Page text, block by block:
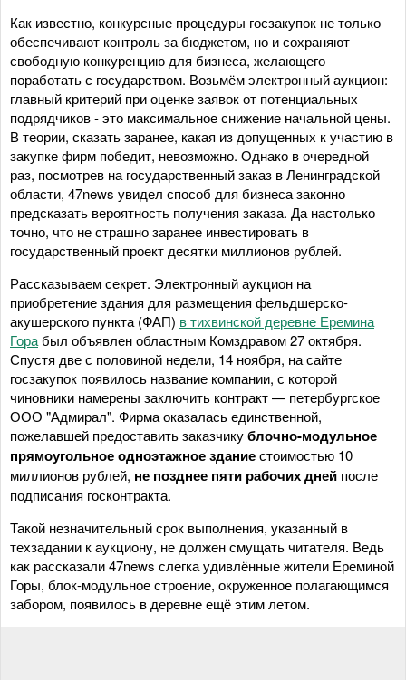
Как известно, конкурсные процедуры госзакупок не только
обеспечивают контроль за бюджетом, но и сохраняют
свободную конкуренцию для бизнеса, желающего
поработать с государством. Возьмём электронный аукцион:
главный критерий при оценке заявок от потенциальных
подрядчиков - это максимальное снижение начальной цены.
В теории, сказать заранее, какая из допущенных к участию в
закупке фирм победит, невозможно. Однако в очередной
раз, посмотрев на государственный заказ в Ленинградской
области, 47news увидел способ для бизнеса законно
предсказать вероятность получения заказа. Да настолько
точно, что не страшно заранее инвестировать в
государственный проект десятки миллионов рублей.
Рассказываем секрет. Электронный аукцион на
приобретение здания для размещения фельдшерско-
акушерского пункта (ФАП) в тихвинской деревне Еремина
Горабыл объявлен областным Комздравом 27 октября.
Спустя две с половиной недели, 14 ноября, на сайте
госзакупок появилось название компании, с которой
чиновники намерены заключить контракт — петербургское
ООО "Адмирал". Фирма оказалась единственной,
пожелавшей предоставить заказчикублочно-модульное
прямоугольное одноэтажное зданиестоимостью 10
миллионов рублей, не позднее пяти рабочих дней после
подписания госконтракта.
Такой незначительный срок выполнения, указанный в
техзадании к аукциону, не должен смущать читателя. Ведь
как рассказали 47news слегка удивлённые жители Ереминой
Горы, блок-модульное строение, окруженное полагающимся
забором, появилось в деревне ещё этим летом.